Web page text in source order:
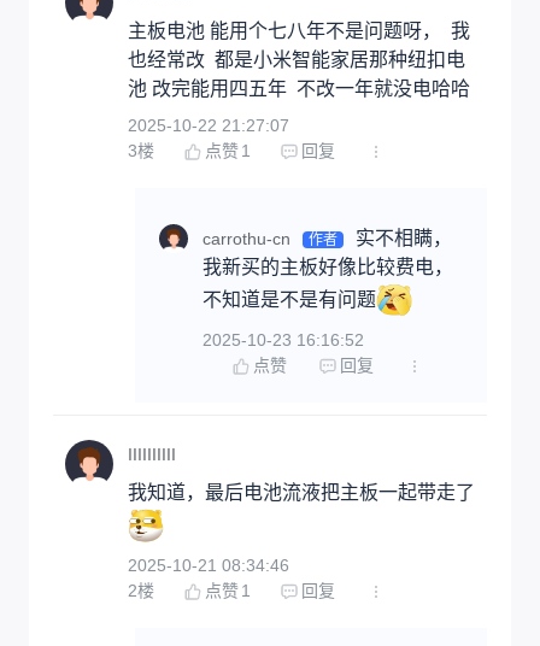
主板电池 能用个七八年不是问题呀，  我
也经常改  都是小米智能家居那种纽扣电
池 改完能用四五年  不改一年就没电哈哈
2025-10-22 21:27:07
3楼 点赞 1 回复
carrothu-cn 作者
实不相瞒，
我新买的主板好像比较费电，
不知道是不是有问题
2025-10-23 16:16:52
点赞
回复
IIIIIIIIII
我知道，最后电池流液把主板一起带走了
2025-10-21 08:34:46
2楼 点赞 1 回复